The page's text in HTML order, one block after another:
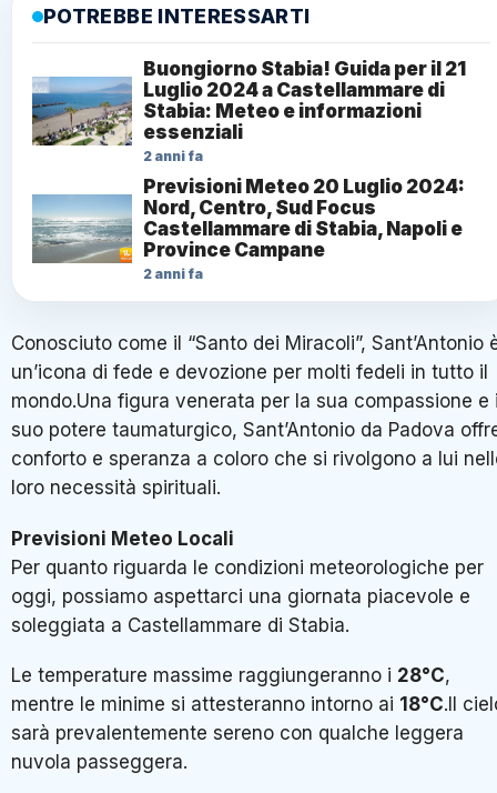
POTREBBE INTERESSARTI
Buongiorno Stabia! Guida per il 21
Luglio 2024 a Castellammare di
Stabia: Meteo e informazioni
essenziali
2 anni fa
Previsioni Meteo 20 Luglio 2024:
Nord, Centro, Sud Focus
Castellammare di Stabia, Napoli e
Province Campane
2 anni fa
Conosciuto come il “Santo dei Miracoli”, Sant’Antonio
un’icona di fede e devozione per molti fedeli in tutto il
mondo.Una figura venerata per la sua compassione e
suo potere taumaturgico, Sant’Antonio da Padova
conforto e speranza a coloro che si rivolgono a lui
loro necessità spirituali.
Previsioni Meteo Locali
Per quanto riguarda le condizioni meteorologiche per
oggi, possiamo aspettarci una giornata piacevole e
soleggiata a Castellammare di Stabia.
Le temperature massime raggiungeranno i 28°C,
mentre le minime si attesteranno intorno ai 18°C.Il
sarà prevalentemente sereno con qualche leggera
nuvola passeggera.